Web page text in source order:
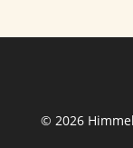
© 2026